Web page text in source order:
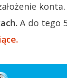
konta.
A do tego